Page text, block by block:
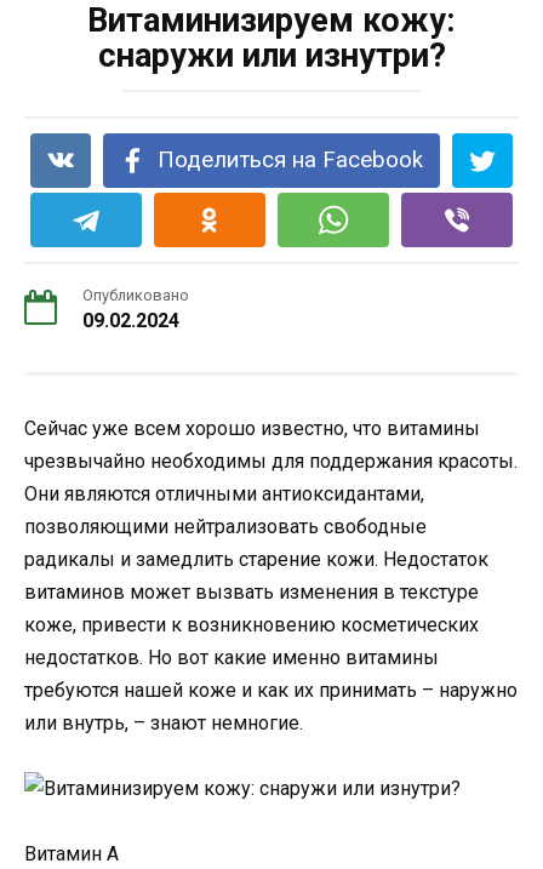
Витаминизируем кожу:
снаружи или изнутри?
Поделиться на Facebook
Опубликовано
09.02.2024
Сейчас уже всем хорошо известно, что витамины
чрезвычайно необходимы для поддержания красоты.
Они являются отличными антиоксидантами,
позволяющими нейтрализовать свободные
радикалы и замедлить старение кожи. Недостаток
витаминов может вызвать изменения в текстуре
коже, привести к возникновению косметических
недостатков. Но вот какие именно витамины
требуются нашей коже и как их принимать – наружно
или внутрь, – знают немногие.
Витамин А